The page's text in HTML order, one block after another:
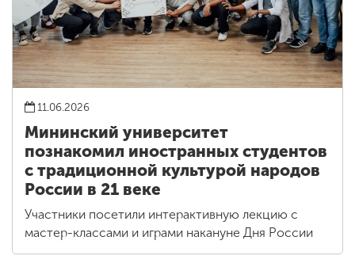
11.06.2026
Мининский университет
познакомил иностранных студентов
с традиционной культурой народов
России в 21 веке
Участники посетили интерактивную лекцию с
мастер-классами и играми накануне Дня России